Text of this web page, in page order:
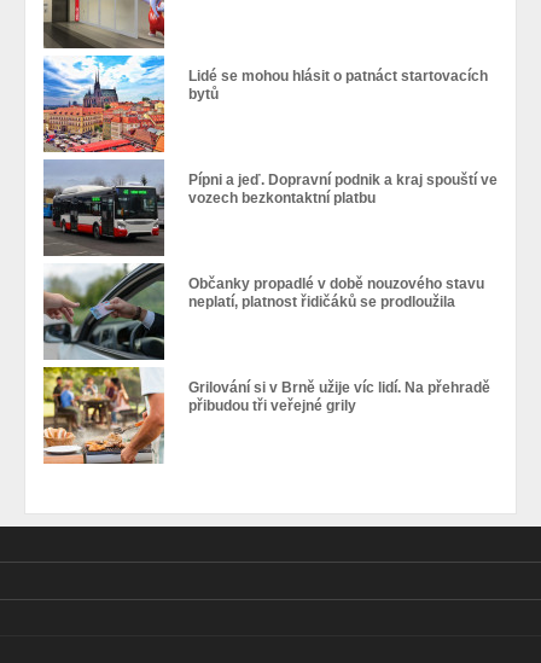
Lidé se mohou hlásit o patnáct startovacích
bytů
Pípni a jeď. Dopravní podnik a kraj spouští ve
vozech bezkontaktní platbu
Občanky propadlé v době nouzového stavu
neplatí, platnost řidičáků se prodloužila
Grilování si v Brně užije víc lidí. Na přehradě
přibudou tři veřejné grily